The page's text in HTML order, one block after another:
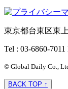
東京都台東区東
Tel : 03-6860-7011
© Global Daily Co.,
BACK TOP ↑